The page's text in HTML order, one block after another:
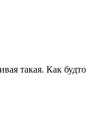
такая. Как будто